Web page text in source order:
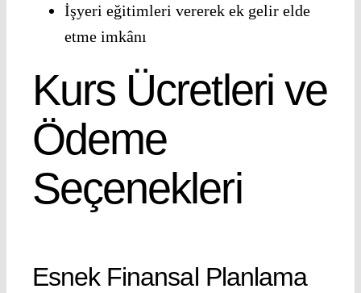
İşyeri eğitimleri vererek ek gelir elde
etme imkânı
Kurs Ücretleri ve
Ödeme
Seçenekleri
Esnek Finansal Planlama